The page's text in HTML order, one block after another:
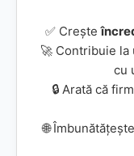
✅ Crește
🚀 Contribuie la
cu
🔒 Arată că
🌐 Îmbunătățește